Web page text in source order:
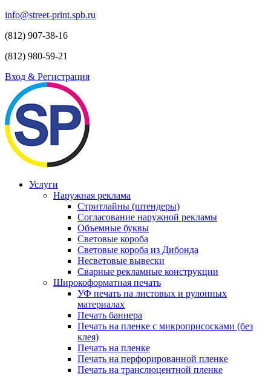
info@street-print.spb.ru
(812) 907-38-16
(812) 980-59-21
Вход & Регистрация
Услуги
Наружная реклама
Стритлайны (штендеры)
Согласование наружной рекламы
Объемные буквы
Световые короба
Световые короба из Дибонда
Несветовые вывески
Сварные рекламные конструкции
Широкоформатная печать
УФ печать на листовых и рулонных
материалах
Печать баннера
Печать на пленке с микроприсосками (без
клея)
Печать на пленке
Печать на перфорированной пленке
Печать на транслюцентной пленке